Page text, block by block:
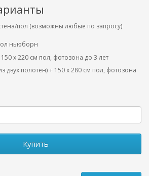
пол (возможны любые по запросу)
ньюборн
х 220 см пол, фотозона до 3 лет
двух полотен) + 150 х 280 см пол, фотозона
Купить